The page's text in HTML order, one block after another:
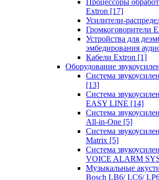
Процессоры
Extron [17]
Усилители-
Громкоговорители
Устройства для
эмбедирования
Кабели Extron [1]
Оборудование
Система
[13]
Система
EASY LINE [14]
Система
All-in-One [5]
Система
Matrix [5]
Система
VOICE ALARM
Музыкальные
Bosch LB6/ LC6/